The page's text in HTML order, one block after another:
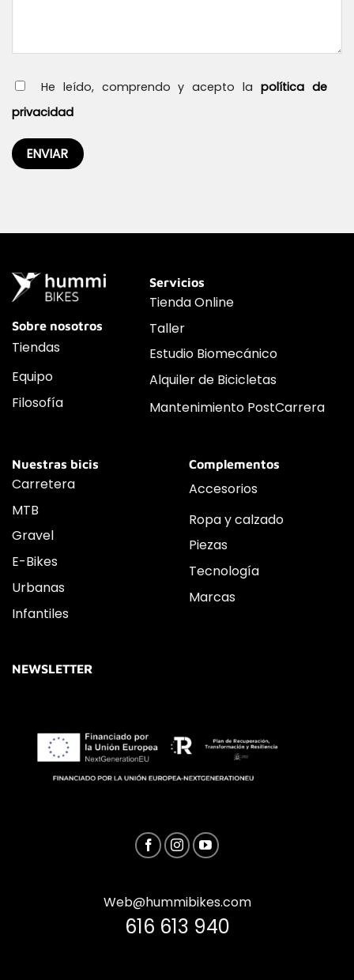
He leído, comprendo y acepto lapolítica de
privacidad
Sobre nosotros
Tiendas
Equipo
Filosofía
Servicios
Tienda Online
Taller
Estudio Biomecánico
Alquiler de Bicicletas
Mantenimiento PostCarrera
Nuestras bicis
Carretera
MTB
Gravel
E-Bikes
Urbanas
Infantiles
Complementos
Accesorios
Ropa y calzado
Piezas
Tecnología
Marcas
NEWSLETTER
Web@hummibikes.com
616 613 940